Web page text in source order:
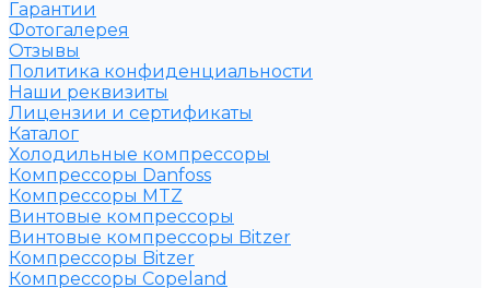
Гарантии
Фотогалерея
Отзывы
Политика конфиденциальности
Наши реквизиты
Лицензии и сертификаты
Каталог
Холодильные компрессоры
Компрессоры Danfoss
Компрессоры MTZ
Винтовые компрессоры
Винтовые компрессоры Bitzer
Компрессоры Bitzer
Компрессоры Copeland